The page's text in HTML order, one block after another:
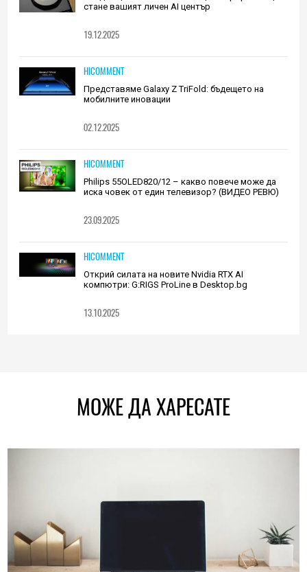
стане вашият личен AI център
19.12.2025
HICOMMENT
Представяме Galaxy Z TriFold: бъдещето на
мобилните иновации
02.12.2025
HICOMMENT
Philips 55OLED820/12 – какво повече може да
иска човек от един телевизор? (ВИДЕО РЕВЮ)
23.09.2025
HICOMMENT
Открий силата на новите Nvidia RTX AI
компютри: G:RIGS ProLine в Desktop.bg
13.10.2025
МОЖЕ ДА ХАРЕСАТЕ